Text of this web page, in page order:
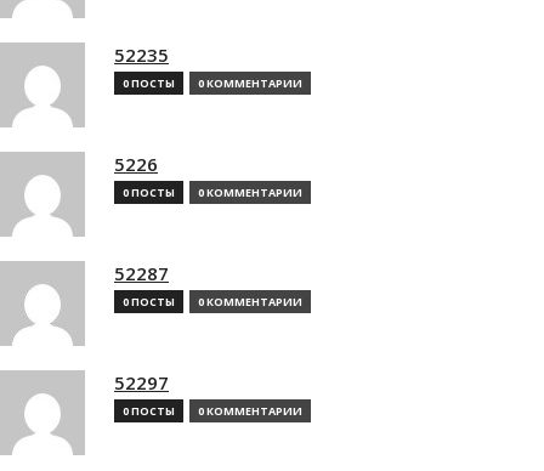
52235
0 ПОСТЫ 0 КОММЕНТАРИИ
5226
0 ПОСТЫ 0 КОММЕНТАРИИ
52287
0 ПОСТЫ 0 КОММЕНТАРИИ
52297
0 ПОСТЫ 0 КОММЕНТАРИИ